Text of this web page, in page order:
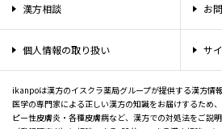
漢方相談 お
個人情報の取り扱い サ
ikanpoは漢方のイスクラ薬局グループが提供する漢方情
医学の専門家による正しい漢方の知識をお届けするため
ピー性皮膚炎・各種皮膚病など、漢方での対処法をご説